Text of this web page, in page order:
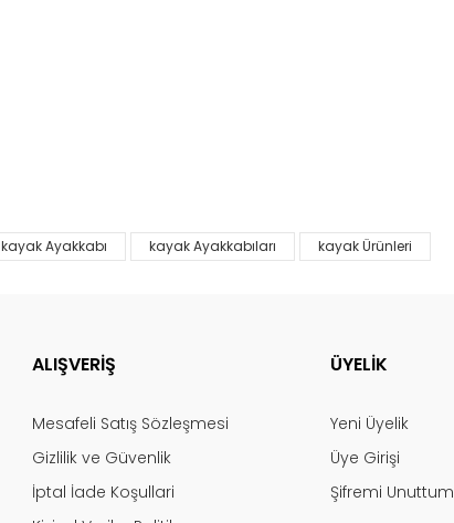
kayak Ayakkabı kayak Ayakkabıları kayak Ürünleri
ALIŞVERİŞ
Mesafeli Satış Sözleşmesi
Gizlilik ve Güvenlik
İptal İade Koşullari
ÜYELİK
Yeni Üyelik
Üye Girişi
Şifremi Unuttum